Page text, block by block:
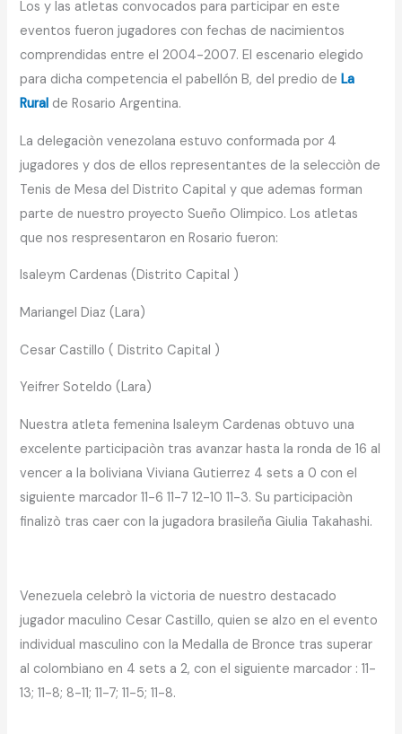
Los y las atletas convocados para participar en este
eventos fueron jugadores con fechas de nacimientos
comprendidas entre el 2004-2007. El escenario elegido
para dicha competencia el pabellón B, del predio deLa
Rural de Rosario Argentina.
La delegaciòn venezolana estuvo conformada por 4
jugadores y dos de ellos representantes de la selecciòn de
Tenis de Mesa del Distrito Capital y que ademas forman
parte de nuestro proyecto Sueño Olimpico. Los atletas
que nos respresentaron en Rosario fueron:
Isaleym Cardenas (Distrito Capital )
Mariangel Diaz (Lara)
Cesar Castillo ( Distrito Capital )
Yeifrer Soteldo (Lara)
Nuestra atleta femenina Isaleym Cardenas obtuvo una
excelente participaciòn tras avanzar hasta la ronda de 16 al
vencer a la boliviana Viviana Gutierrez 4 sets a 0 con el
siguiente marcador 11-6 11-7 12-10 11-3. Su participaciòn
finalizò tras caer con la jugadora brasileña Giulia Takahashi.
Venezuela celebrò la victoria de nuestro destacado
jugador maculino Cesar Castillo, quien se alzo en el evento
individual masculino con la Medalla de Bronce tras superar
al colombiano en 4 sets a 2, con el siguiente marcador : 11-
13; 11-8; 8-11; 11-7; 11-5; 11-8.